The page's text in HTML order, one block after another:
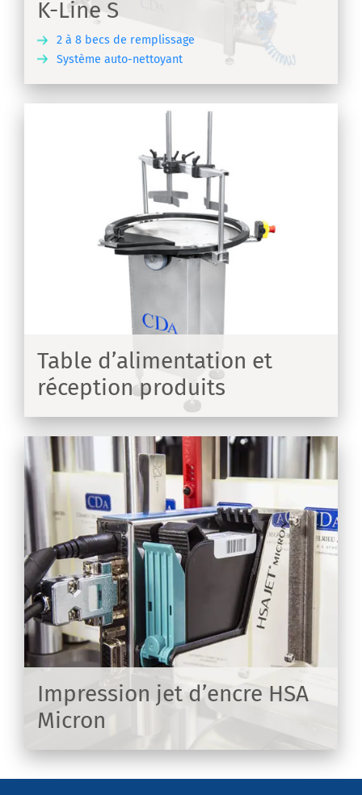
K-Line S
2 à 8 becs de remplissage
Système auto-nettoyant
Table d’alimentation et
réception produits
Impression jet d’encre HSA
Micron